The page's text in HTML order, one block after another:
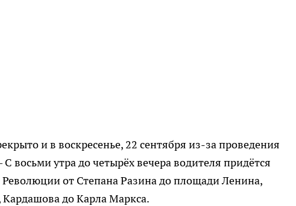
и в воскресенье, 22 сентября из-за проведения
восьми утра до четырёх вечера водителя придётся
от Степана Разина до площади Ленина,
до Карла Маркса.